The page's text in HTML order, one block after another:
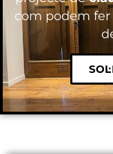
com podem fer